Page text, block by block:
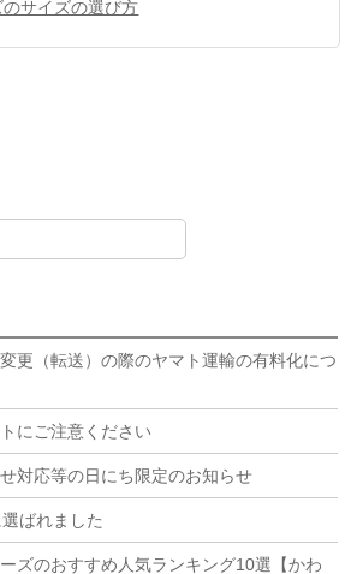
サイズの選び方
更（転送）の際のヤマト運輸の有料化につ
にご注意ください
対応等の日にち限定のお知らせ
ばれました
ズのおすすめ人気ランキング10選【かわ